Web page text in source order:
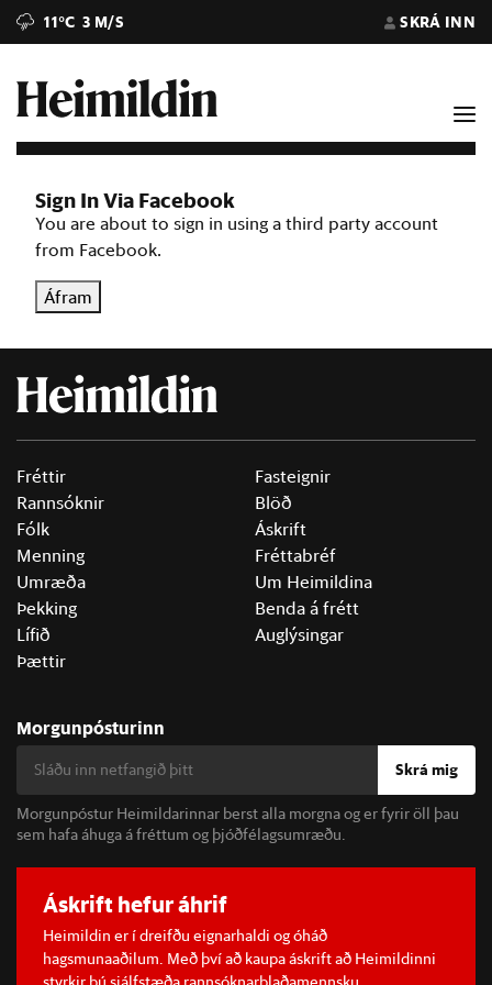
11°C 3 M/S SKRÁ INN
Sign In Via Facebook
You are about to sign in using a third party account
from Facebook.
Áfram
Fréttir
Rannsóknir
Fólk
Menning
Umræða
Þekking
Lífið
Þættir
Fasteignir
Blöð
Áskrift
Fréttabréf
Um Heimildina
Benda á frétt
Auglýsingar
Morgunpósturinn
Skrá mig
Morgunpóstur Heimildarinnar berst alla morgna og er fyrir öll þau
sem hafa áhuga á fréttum og þjóðfélagsumræðu.
Áskrift hefur áhrif
Heimildin er í dreifðu eignarhaldi og óháð
hagsmunaaðilum. Með því að kaupa áskrift að Heimildinni